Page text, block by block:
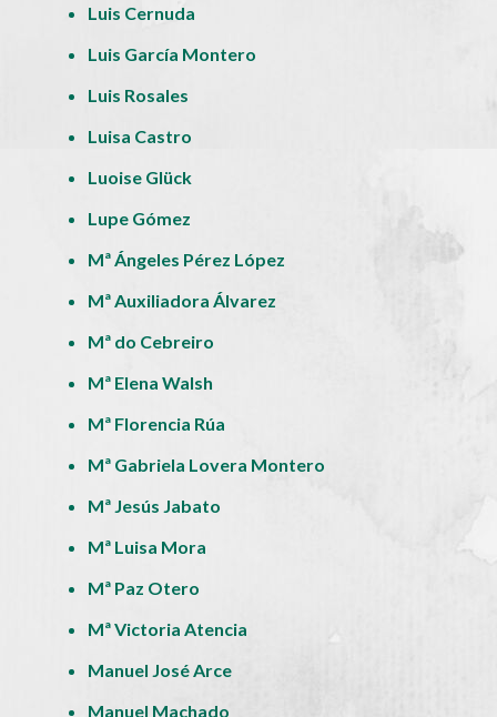
Luis Cernuda
Luis García Montero
Luis Rosales
Luisa Castro
Luoise Glück
Lupe Gómez
Mª Ángeles Pérez López
Mª Auxiliadora Álvarez
Mª do Cebreiro
Mª Elena Walsh
Mª Florencia Rúa
Mª Gabriela Lovera Montero
Mª Jesús Jabato
Mª Luisa Mora
Mª Paz Otero
Mª Victoria Atencia
Manuel José Arce
Manuel Machado